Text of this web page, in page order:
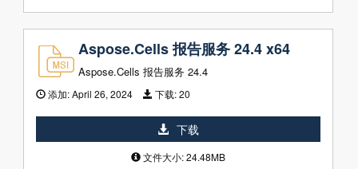
Aspose.Cells 报告服务 24.4 x64
Aspose.Cells 报告服务 24.4
添加:April 26, 2024 下载:20
下载
文件大小: 24.48MB